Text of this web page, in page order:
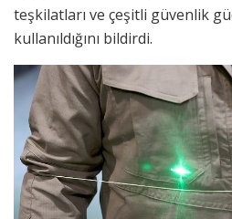
teşkilatları ve çeşitli güvenlik
kullanıldığını bildirdi.